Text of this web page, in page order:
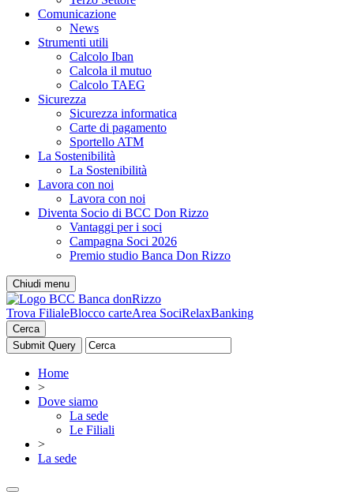
Comunicazione
News
Strumenti utili
Calcolo Iban
Calcola il mutuo
Calcolo TAEG
Sicurezza
Sicurezza informatica
Carte di pagamento
Sportello ATM
La Sostenibilità
La Sostenibilità
Lavora con noi
Lavora con noi
Diventa Socio di BCC Don Rizzo
Vantaggi per i soci
Campagna Soci 2026
Premio studio Banca Don Rizzo
Chiudi menu
Trova FilialeBlocco carteArea SociRelaxBanking
Cerca
Home
>
Dove siamo
La sede
Le Filiali
>
La sede